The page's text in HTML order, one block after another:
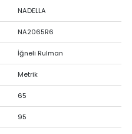
NADELLA
NA2065R6
İğneli Rulman
Metrik
65
95